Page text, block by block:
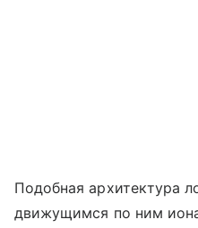
Подобная архитектура
движущимся по ним